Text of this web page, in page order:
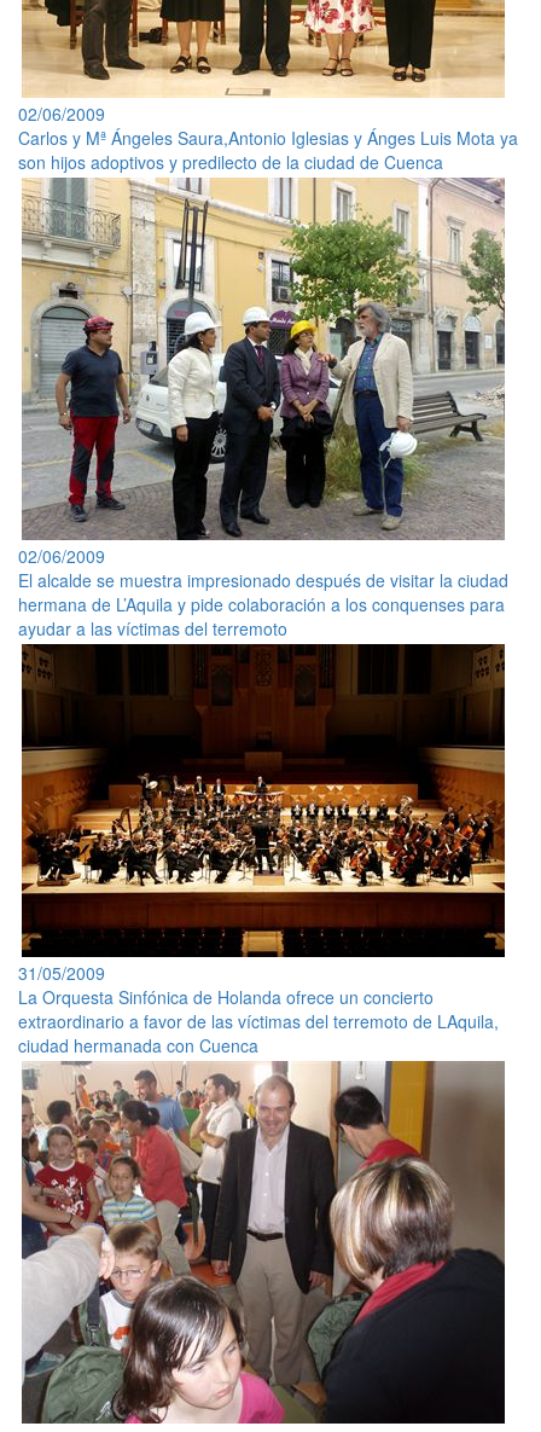
02/06/2009
Carlos y Mª Ángeles Saura,Antonio Iglesias y Ánges Luis Mota ya
son hijos adoptivos y predilecto de la ciudad de Cuenca
02/06/2009
El alcalde se muestra impresionado después de visitar la ciudad
hermana de L’Aquila y pide colaboración a los conquenses para
ayudar a las víctimas del terremoto
31/05/2009
La Orquesta Sinfónica de Holanda ofrece un concierto
extraordinario a favor de las víctimas del terremoto de LAquila,
ciudad hermanada con Cuenca